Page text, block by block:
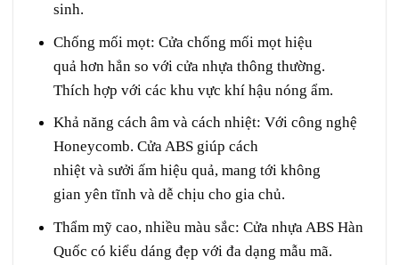
sinh.
Chống mối mọt: Cửa chống mối mọt hiệu
quả hơn hẳn so với cửa nhựa thông thường.
Thích hợp với các khu vực khí hậu nóng ẩm.
Khả năng cách âm và cách nhiệt: Với công nghệ
Honeycomb. Cửa ABS giúp cách
nhiệtvà sưởi ấm hiệu quả, mang tới không
gian yên tĩnhvà dễ chịu cho gia chủ.
Thẩm mỹ cao, nhiều màu sắc: Cửa nhựa ABS Hàn
Quốc có kiểu dáng đẹp với đa dạng mẫu mã.